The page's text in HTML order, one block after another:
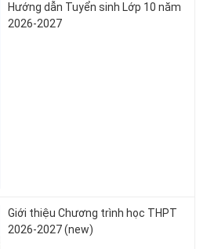
Hướng dẫn Tuyển sinh Lớp 10 năm
2026-2027
Giới thiệu Chương trình học THPT
2026-2027 (new)